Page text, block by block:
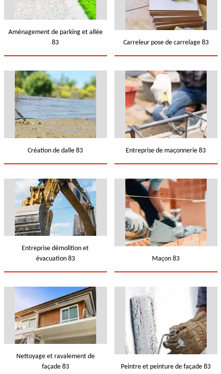
Aménagement de parking et allée
83
Carreleur pose de carrelage 83
Création de dalle 83 Entreprise de maçonnerie 83
Entreprise démolition et
évacuation 83
Maçon 83
Nettoyage et ravalement de
façade 83
Peintre et peinture de façade 83